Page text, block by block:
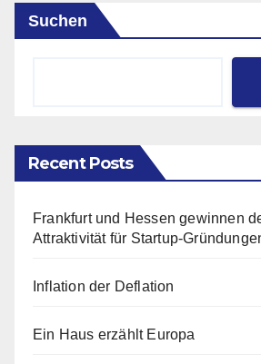
Suchen
Recent Posts
Frankfurt und Hessen gewinnen
Attraktivität für Startup-
Inflation der Deflation
Ein Haus erzählt Europa